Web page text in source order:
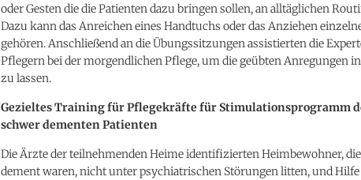
oder Gesten die die Patienten dazu bringen sollen, an alltäglichen
Dazu kann das Anreichen eines Handtuchs oder das Anziehen
gehören. Anschließend an die Übungssitzungen assistierten die
Pflegern bei der morgendlichen Pflege, um die geübten Anregungen
zu lassen.
Gezieltes Training für Pflegekräfte für Stimulationsprogramm
schwer dementen Patienten
Die Ärzte der teilnehmenden Heime identifizierten Heimbewohner,
dement waren, nicht unter psychiatrischen Störungen litten, und